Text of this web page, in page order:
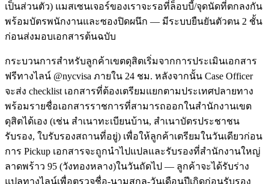
เป็นส่วนตัว) แมสเซนเจอร์ของเราจะรอที่ล็อบบี้/จุดนัดที่ตกลงกัน
พร้อมบัตรพนักงานและซองปิดผนึก — มีระบบยืนยันตัวตน 2 ชั้น
ก่อนส่งมอบเอกสารต้นฉบับ
กระบวนการสำหรับลูกค้าเขตดุสิตเริ่มจากการประเมินเอกสาร
ฟรีทางไลน์ @nycvisa ภายใน 24 ชม. หลังจากนั้น Case Officer
จะส่ง checklist เอกสารที่ต้องเตรียมแยกตามประเทศปลายทาง
พร้อมรายชื่อเอกสารราชการที่สามารถออกในสำนักงานเขต
ดุสิตได้เอง (เช่น สำเนาทะเบียนบ้าน, สำเนาบัตรประชาชน
รับรอง, ใบรับรองสถานที่อยู่) เพื่อให้ลูกค้าเตรียมในวันเดียวก่อน
การ Pickup เอกสารจะถูกนำไปแปลและรับรองที่สำนักงานใหญ่
ลาดพร้าว 95 (วังทองหลาง)ในวันถัดไป — ลูกค้าจะได้รับร่าง
แปลทางไลน์เพื่อตรวจชื่อ-นามสกุล-วันเดือนปีเกิดก่อนรับรอง